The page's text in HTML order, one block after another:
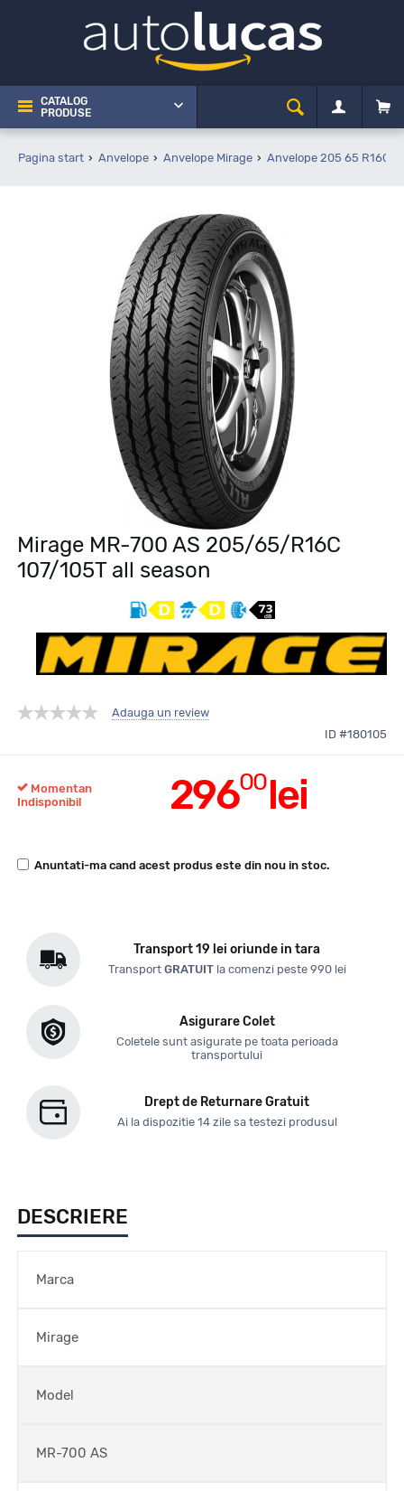
CATALOG
PRODUSE
Pagina start Anvelope Anvelope Mirage Anvelope 205 65 R16C
Mirage MR-700 AS 205/65/R16C
107/105T all season
Adauga un review
ID #180105
29600lei
Momentan
Indisponibil
Anuntati-ma cand acest produs este din nou in stoc.
Transport 19 lei oriunde in tara
Transport GRATUITla comenzi peste 990 lei
Asigurare Colet
Coletele sunt asigurate pe toata perioada
transportului
Drept de Returnare Gratuit
Ai la dispozitie 14 zile sa testezi produsul
DESCRIERE
Marca
Mirage
Model
MR-700 AS